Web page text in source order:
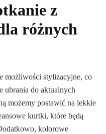
z
różnych
możliwości stylizacyjne, co
ubrania do aktualnych
możemy postawić na lekkie
kurtki, które będą
kolorowe